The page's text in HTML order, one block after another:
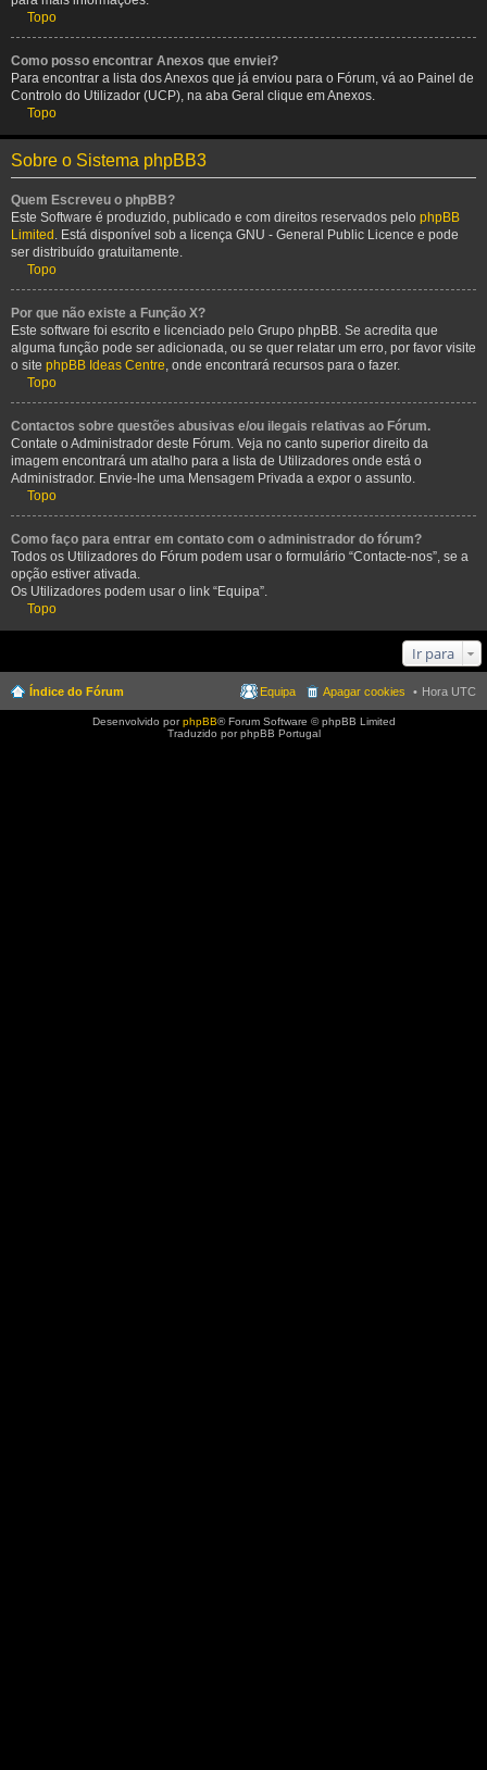
Topo
Como posso encontrar Anexos que enviei?
Para encontrar a lista dos Anexos que já enviou para o Fórum, vá ao Painel de
Controlo do Utilizador (UCP), na aba Geral clique em Anexos.
Topo
Sobre o Sistema phpBB3
Quem Escreveu o phpBB?
Este Software é produzido, publicado e com direitos reservados pelo phpBB
Limited . Está disponível sob a licença GNU - General Public Licence e pode
ser distribuído gratuitamente.
Topo
Por que não existe a Função X?
Este software foi escrito e licenciado pelo Grupo phpBB. Se acredita que
alguma função pode ser adicionada, ou se quer relatar um erro, por favor visite
o site phpBB Ideas Centre, onde encontrará recursos para o fazer.
Topo
Contactos sobre questões abusivas e/ou ilegais relativas ao Fórum.
Contate o Administrador deste Fórum. Veja no canto superior direito da
imagem encontrará um atalho para a lista de Utilizadores onde está o
Administrador. Envie-lhe uma Mensagem Privada a expor o assunto.
Topo
Como faço para entrar em contato com o administrador do fórum?
Todos os Utilizadores do Fórum podem usar o formulário “Contacte-nos”, se a
opção estiver ativada.
Os Utilizadores podem usar o link “Equipa”.
Topo
Ir para
Índice do Fórum Hora UTC
Apagar cookies
Equipa
Desenvolvido porphpBB® Forum Software © phpBB Limited
Traduzido por phpBB Portugal